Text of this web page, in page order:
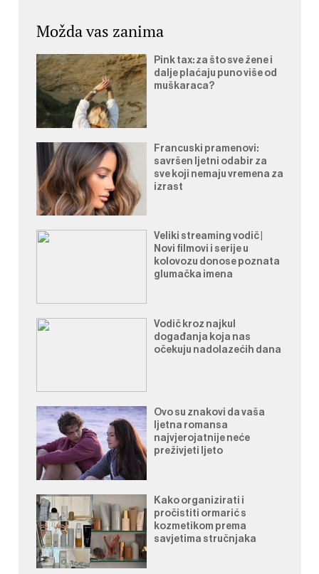
Možda vas zanima
Pink tax: za što sve žene i
dalje plaćaju puno više od
muškaraca?
Francuski pramenovi:
savršen ljetni odabir za
sve koji nemaju vremena za
izrast
Veliki streaming vodič |
Novi filmovi i serije u
kolovozu donose poznata
glumačka imena
Vodič kroz najkul
događanja koja nas
očekuju nadolazećih dana
Ovo su znakovi da vaša
ljetna romansa
najvjerojatnije neće
preživjeti ljeto
Kako organizirati i
pročistiti ormarić s
kozmetikom prema
savjetima stručnjaka